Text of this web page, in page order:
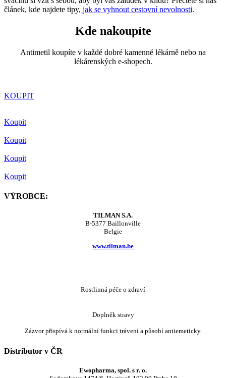
článek, kde najdete tipy, jak se vyhnout cestovní nevolnosti.
Kde nakoupíte
Antimetil koupíte v každé dobré kamenné lékárně nebo na
lékárenských e-shopech.
KOUPIT
Koupit
Koupit
Koupit
Koupit
VÝROBCE:
TILMAN S.A.
B-5377 Baillonville
Belgie
www.tilman.be
Rostlinná péče o zdraví
Doplněk stravy
Zázvor přispívá k normální funkci trávení a působí antiemeticky.
Distributor v ČR
Ewopharma, spol. s r. o.